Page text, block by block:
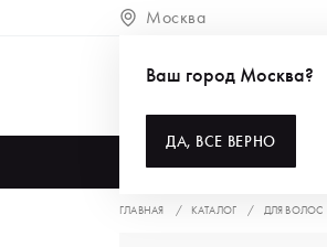
Москва
Ваш город Москва?
ДА, ВСЕ ВЕРНО
ГЛАВНАЯ КАТАЛОГ ДЛЯ ВОЛОС